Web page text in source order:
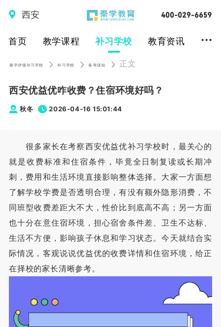
西安
首页 教学课程 补习学校 教育资讯 ...
秦学伊顿补习学校 补习学校 备考须知 正文
西安优益优咋收费？住宿环境好吗？
秋冬 2026-04-16 15:01:44
很多家长在考察西安优益优补习学校时，最关心的
就是收费标准和住宿条件，毕竟全日制复读或长期冲
刺，费用和生活环境直接影响整体选择。大家一方面想
了解学校学费是否透明合理，有没有额外隐形消费，不
同班型收费差距大不大，性价比到底高不高；另一方面
也十分在意住宿环境，担心宿舍条件差、卫生不达标、
生活不方便，影响孩子休息和学习状态。今天就结合实
际情况，客观说说优益优的收费详情和住宿环境，给正
在择校的家长清晰参考。